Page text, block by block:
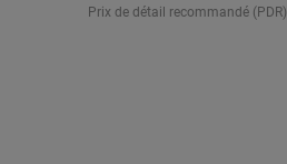
Prix de détail recommandé (PDR)